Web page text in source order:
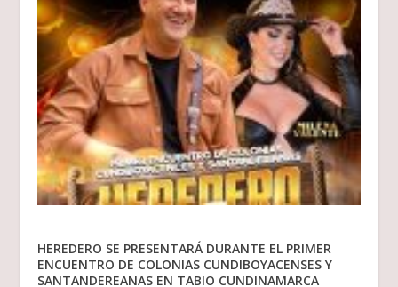
HEREDERO SE PRESENTARÁ DURANTE EL PRIMER
ENCUENTRO DE COLONIAS CUNDIBOYACENSES Y
SANTANDEREANAS EN TABIO CUNDINAMARCA